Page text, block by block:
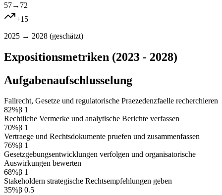
57→ 72
+15
2025 → 2028 (geschätzt)
Expositionsmetriken (2023 - 2028)
Aufgabenaufschlusselung
Fallrecht, Gesetze und regulatorische Praezedenzfaelle recherchieren
82%β 1
Rechtliche Vermerke und analytische Berichte verfassen
70%β 1
Vertraege und Rechtsdokumente pruefen und zusammenfassen
76%β 1
Gesetzgebungsentwicklungen verfolgen und organisatorische
Auswirkungen bewerten
68%β 1
Stakeholdern strategische Rechtsempfehlungen geben
35%β 0.5